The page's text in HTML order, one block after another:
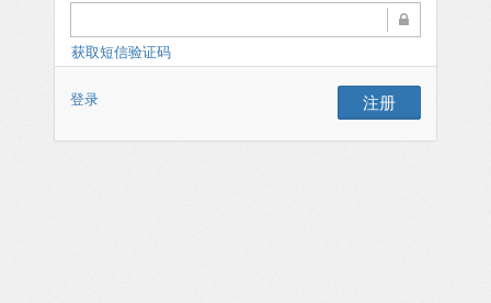
获取短信验证码
登录 注册